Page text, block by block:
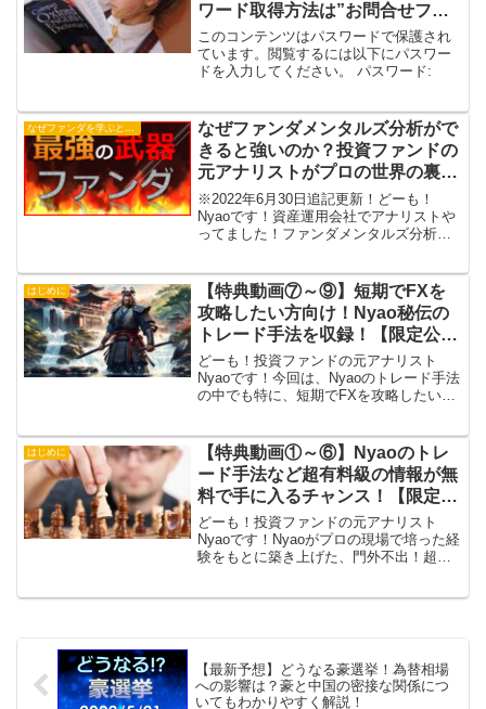
ワード取得方法は”お問合せフォ
ーム”からお聞きください
このコンテンツはパスワードで保護され
ています。閲覧するには以下にパスワー
ドを入力してください。 パスワード:
なぜファンダを学ぶと強いのか
なぜファンダメンタルズ分析がで
きると強いのか？投資ファンドの
元アナリストがプロの世界の裏事
情を交えてズバッと解説
※2022年6月30日追記更新！どーも！
Nyaoです！資産運用会社でアナリストや
ってました！ファンダメンタルズ分析っ
の見解をご説明していきますね！投資フ
ァンドで働い...
はじめに
【特典動画⑦～⑨】短期でFXを
攻略したい方向け！Nyao秘伝の
トレード手法を収録！【限定公
開！】
どーも！投資ファンドの元アナリスト
Nyaoです！今回は、Nyaoのトレード手法
の中でも特に、短期でFXを攻略したい方
教えられない、Nyao秘伝のトレード技術
になります...
はじめに
【特典動画①～⑥】Nyaoのトレ
ード手法など超有料級の情報が無
料で手に入るチャンス！【限定公
開！】
どーも！投資ファンドの元アナリスト
Nyaoです！Nyaoがプロの現場で培った経
験をもとに築き上げた、門外不出！超有
【最新予想】どうなる豪選挙！為替相場
への影響は？豪と中国の密接な関係につ
いてもわかりやすく解説！